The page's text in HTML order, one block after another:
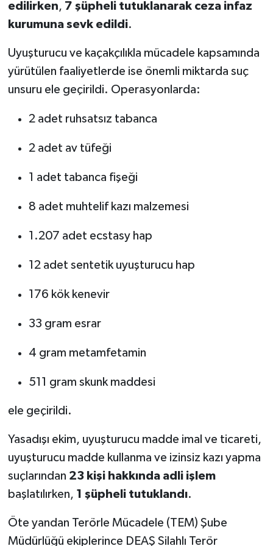
edilirken, 7 şüpheli tutuklanarak ceza infaz
kurumuna sevk edildi.
Uyuşturucu ve kaçakçılıkla mücadele kapsamında
yürütülen faaliyetlerde ise önemli miktarda suç
unsuru ele geçirildi. Operasyonlarda:
2 adet ruhsatsız tabanca
2 adet av tüfeği
1 adet tabanca fişeği
8 adet muhtelif kazı malzemesi
1.207 adet ecstasy hap
12 adet sentetik uyuşturucu hap
176 kök kenevir
33 gram esrar
4 gram metamfetamin
511 gram skunk maddesi
ele geçirildi.
Yasadışı ekim, uyuşturucu madde imal ve ticareti,
uyuşturucu madde kullanma ve izinsiz kazı yapma
suçlarından 23 kişi hakkında adli işlem
başlatılırken, 1 şüpheli tutuklandı.
Öte yandan Terörle Mücadele (TEM) Şube
Müdürlüğü ekiplerince DEAŞ Silahlı Terör
TEKNOLOJİ
YAŞAM
KÜLTÜR SANAT